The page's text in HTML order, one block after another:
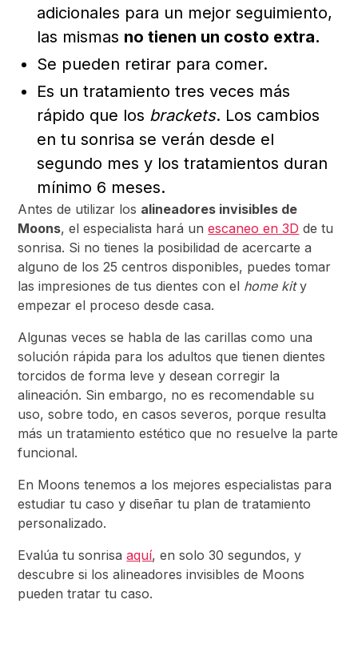
adicionales para un mejor seguimiento,
las mismas no tienen un costo extra.
Se pueden retirar para comer.
Es un tratamiento tres veces más
rápido que los brackets. Los cambios
en tu sonrisa se verán desde el
segundo mes y los tratamientos duran
mínimo 6 meses.
Antes de utilizar los alineadores invisibles de
Moons, el especialista hará unescaneo en 3D de tu
sonrisa. Si no tienes la posibilidad de acercarte a
alguno de los 25 centros disponibles, puedes tomar
las impresiones de tus dientes con el home kity
empezar el proceso desde casa.
Algunas veces se habla de las carillas como una
solución rápida para los adultos que tienen dientes
torcidos de forma leve y desean corregir la
alineación. Sin embargo, no es recomendable su
uso, sobre todo, en casos severos, porque resulta
más un tratamiento estético que no resuelve la parte
funcional.
En Moons tenemos a los mejores especialistas para
estudiar tu caso y diseñar tu plan de tratamiento
personalizado.
Evalúa tu sonrisaaquí, en solo 30 segundos, y
descubre si los alineadores invisibles de Moons
pueden tratar tu caso.